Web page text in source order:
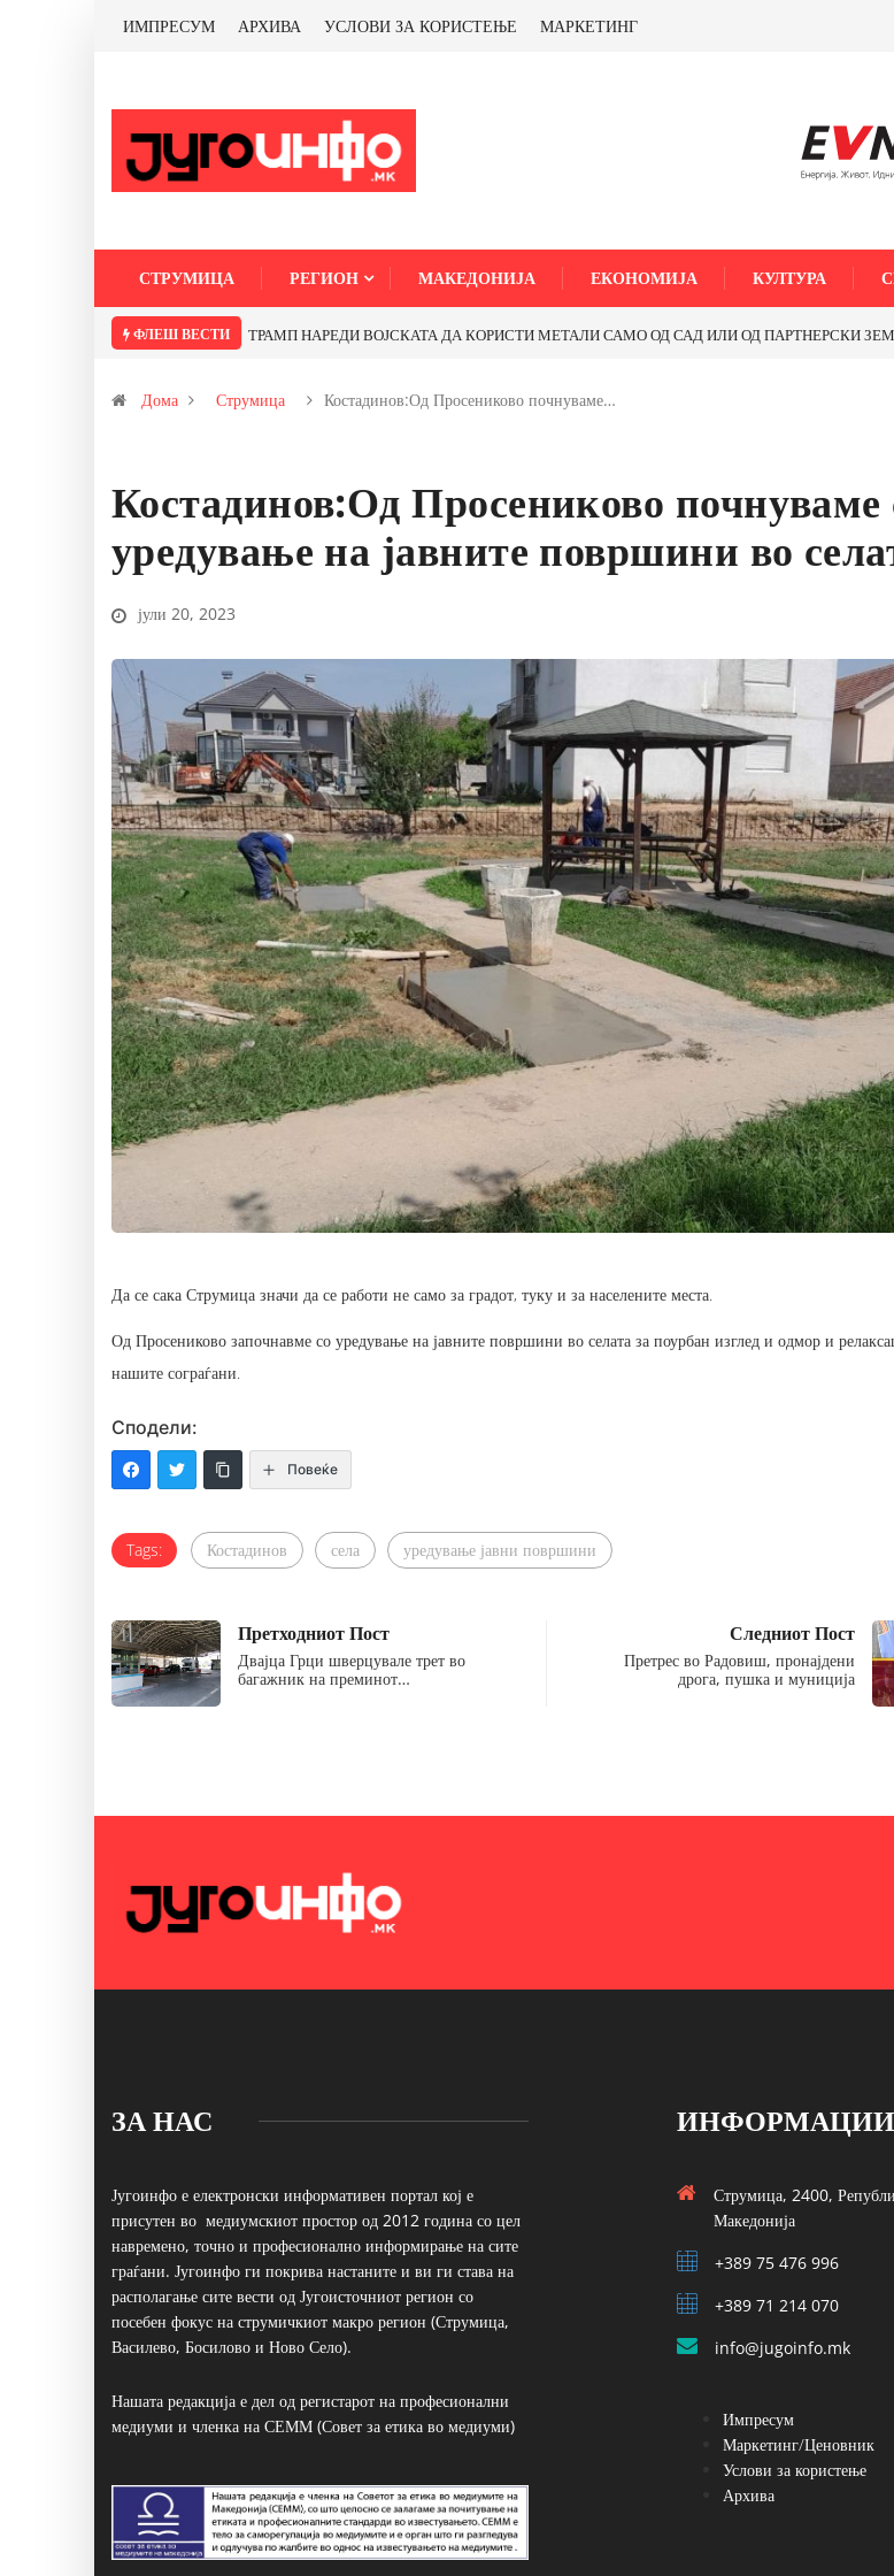
ИМПРЕСУМ АРХИВА УСЛОВИ ЗА КОРИСТЕЊЕ МАРКЕТИНГ
СТРУМИЦА РЕГИОН МАКЕДОНИЈА ЕКОНОМИЈА КУЛТУРА
ФЛЕШ ВЕСТИ ТРАМП НАРЕДИ ВОЈСКАТА ДА КОРИСТИ МЕТАЛИ САМО ОД САД ИЛИ ОД ПАРТНЕРСКИ ЗЕМЈИ Ќе
Дома Струмица Костадинов:Од Просениково почнуваме…
Костадинов:Од Просениково почнуваме
уредување на јавните површини во
јули 20, 2023
Да се сака Струмица значи да се работи не само за градот, туку и за населените места.
Од Просениково започнавме со уредување на јавните површини во селата за поурбан изглед и одмор и
нашите сограѓани.
Сподели:
Повеќе
Tags: Костадинов села уредување јавни површини
Претходниот Пост
Двајца Грци шверцувале трет во
багажник на преминот…
Следниот Пост
Претрес во Радовиш, пронајдени
дрога, пушка и муниција
ЗА НАС
Југоинфо е електронски информативен портал кој е
присутен во медиумскиот простор од 2012 година со цел
навремено, точно и професионално информирање на сите
граѓани. Југоинфо ги покрива настаните и ви ги става на
располагање сите вести од Југоисточниот регион со
посебен фокус на струмичкиот макро регион (Струмица,
Василево, Босилово и Ново Село).
Нашата редакција е дел од регистарот на професионални
медиуми и членка на СЕММ (Совет за етика во медиуми)
ИНФОРМАЦИИ
Струмица, 2400,
Македонија
+389 75 476 996
+389 71 214 070
info@jugoinfo.mk
Импресум
Маркетинг/Ценовник
Услови за користење
Архива